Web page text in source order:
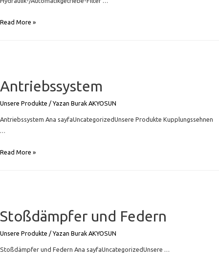
Filter
Read More »
Antriebssystem
Unsere Produkte / Yazan Burak AKYOSUN
Antriebssystem Ana sayfaUncategorizedUnsere Produkte Kupplungssehnen
…
Antriebssystem
Read More »
Stoßdämpfer und Federn
Unsere Produkte / Yazan Burak AKYOSUN
Stoßdämpfer und Federn Ana sayfaUncategorizedUnsere …